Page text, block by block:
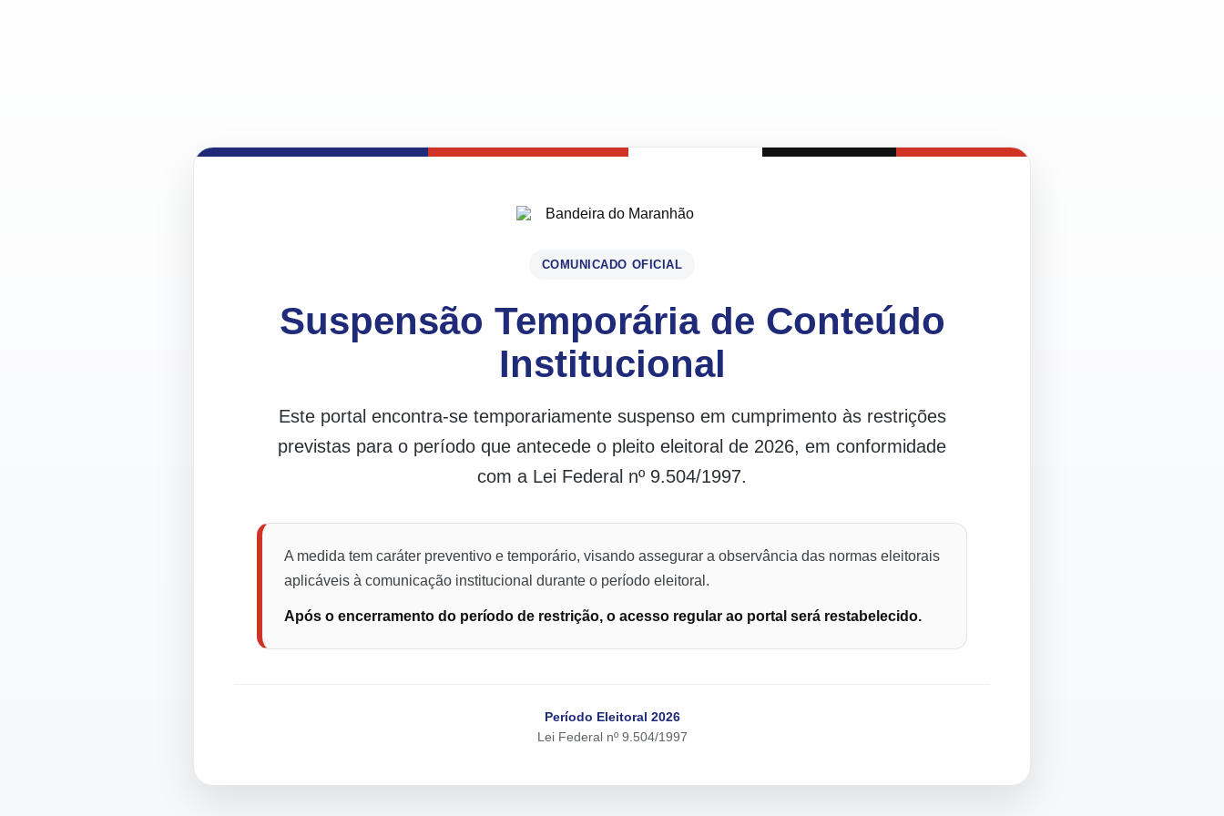
COMUNICADO OFICIAL
Suspensão Temporária de Conteúdo
Institucional
Este portal encontra-se temporariamente suspenso em cumprimento às restrições
previstas para o período que antecede o pleito eleitoral de 2026, em conformidade
com a Lei Federal nº 9.504/1997.
A medida tem caráter preventivo e temporário, visando assegurar a observância das normas eleitorais
aplicáveis à comunicação institucional durante o período eleitoral.
Após o encerramento do período de restrição, o acesso regular ao portal será restabelecido.
Período Eleitoral 2026
Lei Federal nº 9.504/1997